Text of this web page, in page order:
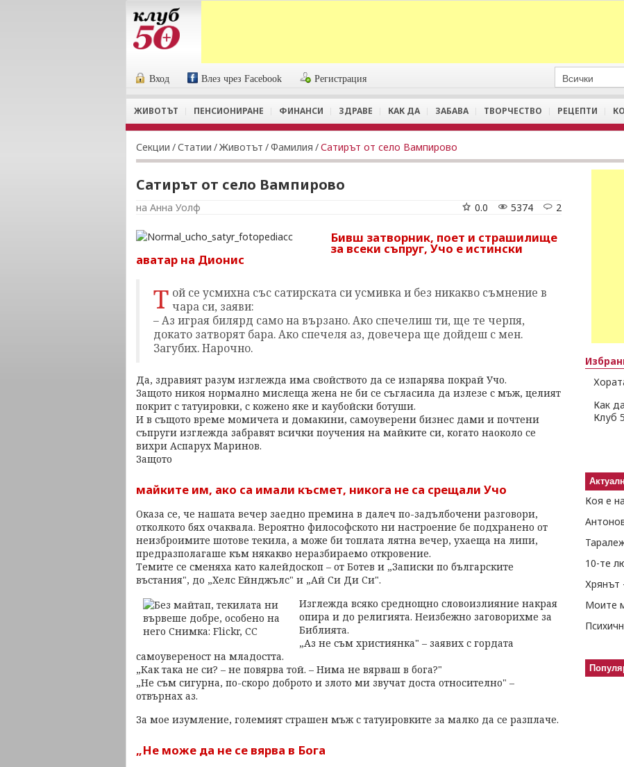
Вход Влез чрез Facebook Регистрация
ЖИВОТЪТ ПЕНСИОНИРАНЕ ФИНАНСИ ЗДРАВЕ КАК ДА ЗАБАВА ТВОРЧЕСТВО РЕЦЕПТИ
Секции /Статии /Животът /Фамилия /Сатирът от село Вампирово
Сатирът от село Вампирово
на Анна Уолф 2
5374
0.0
Бивш затворник, поет и страшилище
за всеки съпруг, Учо е истински
аватар на Дионис
Т ой се усмихна със сатирската си усмивка и без никакво съмнение в
чара си, заяви:
– Аз играя билярд само на вързано. Ако спечелиш ти, ще те черпя,
докато затворят бара. Ако спечеля аз, довечера ще дойдеш с мен.
Загубих. Нарочно.
Да, здравият разум изглежда има свойството да се изпарява покрай Учо.
Защото никоя нормално мислеща жена не би се съгласила да излезе с мъж, целият
покрит с татуировки, с кожено яке и каубойски ботуши.
И в същото време момичета и домакини, самоуверени бизнес дами и почтени
съпруги изглежда забравят всички поучения на майките си, когато наоколо се
вихри Аспарух Маринов.
Защото
майките им, ако са имали късмет, никога не са срещали Учо
Оказа се, че нашата вечер заедно премина в далеч по-задълбочени разговори,
отколкото бях очаквала. Вероятно философското ни настроение бе подхранено от
неизброимите шотове текила, а може би топлата лятна вечер, ухаеща на липи,
предразполагаше към някакво неразбираемо откровение.
Темите се сменяха като калейдоскоп – от Ботев и „Записки по българските
въстания", до „Хелс Ейнджълс" и „Ай Си Ди Си".
Изглежда всяко среднощно словоизлияние накрая
опира и до религията. Неизбежно заговорихме за
Библията.
„Аз не съм християнка" – заявих с гордата
самоувереност на младостта.
„Как така не си? – не повярва той. – Нима не вярваш в бога?"
„Не съм сигурна, по-скоро доброто и злото ми звучат доста относително" –
отвърнах аз.
За мое изумление, големият страшен мъж с татуировките за малко да се разплаче.
„Не може да не се вярва в Бога
Как
Клуб
Коя е
10-те
Хрянът
Моите